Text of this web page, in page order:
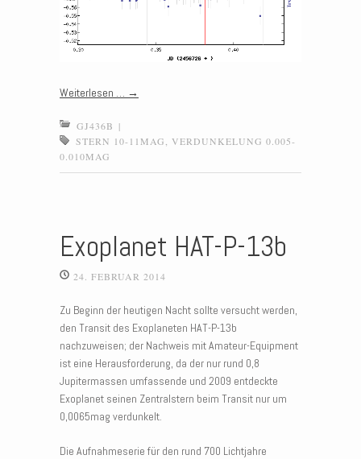
Weiterlesen … →
GJ436B |
STERN 10-11MAG
VERDUNKELUNG 0.005-
0.010MAG
Exoplanet HAT-P-13b
24. FEBRUAR 2014
Zu Beginn der heutigen Nacht sollte versucht werden,
den Transit des Exoplaneten HAT-P-13b
nachzuweisen; der Nachweis mit Amateur-Equipment
ist eine Herausforderung, da der nur rund 0,8
Jupitermassen umfassende und 2009 entdeckte
Exoplanet seinen Zentralstern beim Transit nur um
0,0065mag verdunkelt.
Die Aufnahmeserie für den rund 700 Lichtjahre